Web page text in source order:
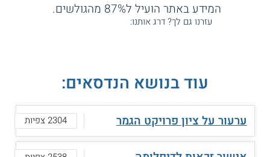
המידע באתר הועיל ל87% מהגולשים.
עזרנו גם לך? דרג אותנו:
עוד בנושא הנדסאים:
ערעור על ציון פרויקט הגמר 2304 צפיות